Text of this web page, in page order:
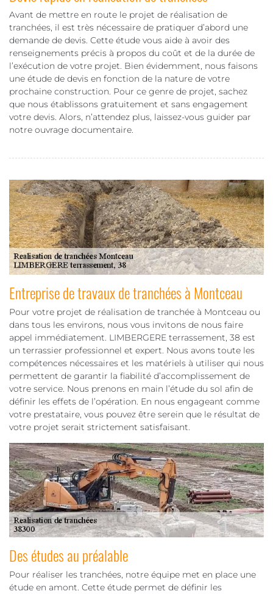
Avant de mettre en route le projet de réalisation de
tranchées, il est très nécessaire de pratiquer d’abord une
demande de devis. Cette étude vous aide à avoir des
renseignements précis à propos du coût et de la durée de
l’exécution de votre projet. Bien évidemment, nous faisons
une étude de devis en fonction de la nature de votre
prochaine construction. Pour ce genre de projet, sachez
que nous établissons gratuitement et sans engagement
votre devis. Alors, n’attendez plus, laissez-vous guider par
notre ouvrage documentaire.
Entreprise de travaux de tranchées à Montceau
Pour votre projet de réalisation de tranchée à Montceau ou
dans tous les environs, nous vous invitons de nous faire
appel immédiatement. LIMBERGERE terrassement, 38 est
un terrassier professionnel et expert. Nous avons toute les
compétences nécessaires et les matériels à utiliser qui nous
permettent de garantir la fiabilité d’accomplissement de
votre service. Nous prenons en main l’étude du sol afin de
définir les effets de l’opération. En nous engageant comme
votre prestataire, vous pouvez être serein que le résultat de
votre projet serait strictement satisfaisant.
Des études au préalable
Pour réaliser les tranchées, notre équipe met en place une
étude en amont. Cette étude permet de définir les